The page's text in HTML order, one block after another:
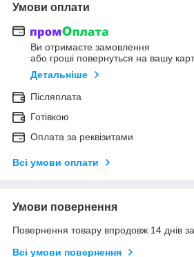
Умови оплати
Ви отримаєте замовлення
або гроші повернуться на вашу
Детальніше
Післяплата
Готівкою
Оплата за реквізитами
Всі умови оплати
Умови повернення
Повернення товару впродовж 14 днів
Всі умови повернення